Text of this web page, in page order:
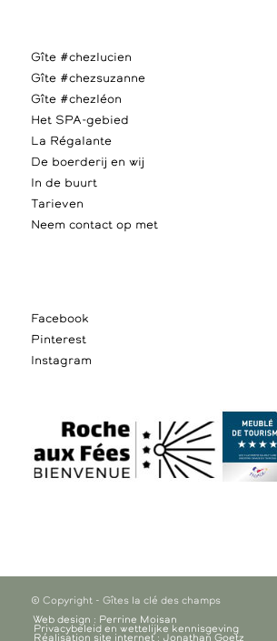
Gîte #chezlucien
Gîte #chezsuzanne
Gîte #chezléon
Het SPA-gebied
La Régalante
De boerderij en wij
In de buurt
Tarieven
Neem contact op met
Facebook
Pinterest
Instagram
© Copyright - Gîtes la clé des champs
Web design : Perrine Moisan
Privacybeleid en wettelijke kennisgeving
Réalisation site internet : Jonathan Goetz